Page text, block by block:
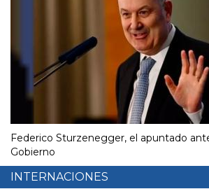
Federico Sturzenegger, el apuntado
Gobierno
INTERNACIONES